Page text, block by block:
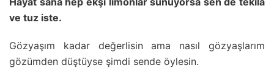
ve tuz iste.
Gözyaşım kadar değerlisin ama nasıl gözyaşlarım
gözümden düştüyse şimdi sende öylesin.